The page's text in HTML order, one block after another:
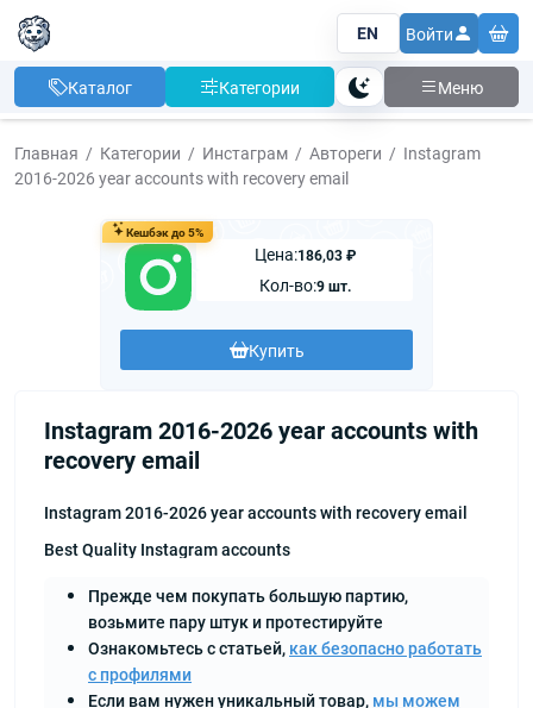
EN Войти
Каталог Категории Тема Меню
Главная Категории Инстаграм Автореги
Instagram
2016-2026 year accounts with recovery email
Кешбэк до 5%
Цена:186,03 ₽
Кол-во:9 шт.
Купить
Instagram 2016-2026 year accounts with
recovery email
Instagram 2016-2026 year accounts with recovery email
Best Quality Instagram accounts
Прежде чем покупать большую партию,
возьмите пару штук и протестируйте
Ознакомьтесь с статьей, как безопасно работать
с профилями
Если вам нужен уникальный товар, мы можем